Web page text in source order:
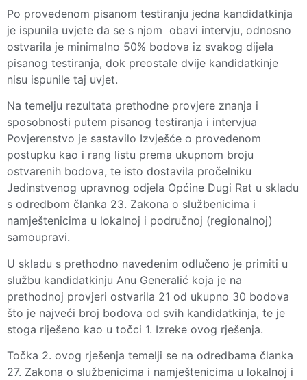
Po provedenom pisanom testiranju jedna kandidatkinja
je ispunila uvjete da se s njom obavi intervju, odnosno
ostvarila je minimalno 50% bodova iz svakog dijela
pisanog testiranja, dok preostale dvije kandidatkinje
nisu ispunile taj uvjet.
Na temelju rezultata prethodne provjere znanja i
sposobnosti putem pisanog testiranja i intervjua
Povjerenstvo je sastavilo Izvješće o provedenom
postupku kao i rang listu prema ukupnom broju
ostvarenih bodova, te isto dostavila pročelniku
Jedinstvenog upravnog odjela Općine Dugi Rat u skladu
s odredbom članka 23. Zakona o službenicima i
namještenicima u lokalnoj i područnoj (regionalnoj)
samoupravi.
U skladu s prethodno navedenim odlučeno je primiti u
službu kandidatkinju Anu Generalić koja je na
prethodnoj provjeri ostvarila 21 od ukupno 30 bodova
što je najveći broj bodova od svih kandidatkinja, te je
stoga riješeno kao u točci 1. Izreke ovog rješenja.
Točka 2. ovog rješenja temelji se na odredbama članka
27. Zakona o službenicima i namještenicima u lokalnoj i